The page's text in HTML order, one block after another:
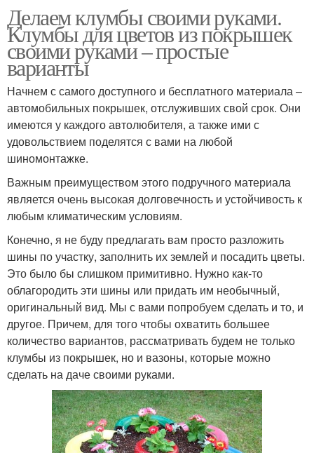
Делаем клумбы своими руками.
Клумбы для цветов из покрышек
своими руками – простые
варианты
Начнем с самого доступного и бесплатного материала –
автомобильных покрышек, отслуживших свой срок. Они
имеются у каждого автолюбителя, а также ими с
удовольствием поделятся с вами на любой
шиномонтажке.
Важным преимуществом этого подручного материала
является очень высокая долговечность и устойчивость к
любым климатическим условиям.
Конечно, я не буду предлагать вам просто разложить
шины по участку, заполнить их землей и посадить цветы.
Это было бы слишком примитивно. Нужно как-то
облагородить эти шины или придать им необычный,
оригинальный вид. Мы с вами попробуем сделать и то, и
другое. Причем, для того чтобы охватить большее
количество вариантов, рассматривать будем не только
клумбы из покрышек, но и вазоны, которые можно
сделать на даче своими руками.